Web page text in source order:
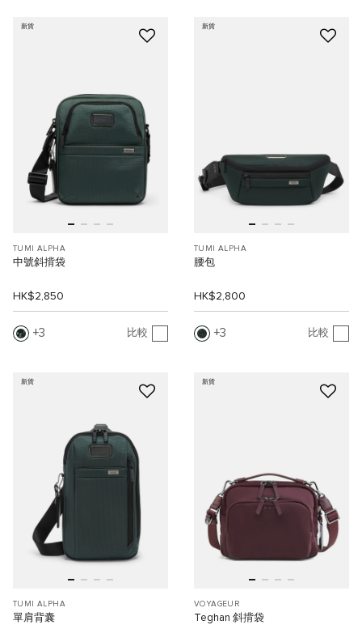
新貨
TUMI ALPHA
中號斜揹袋
HK$2,850
3 比較
新貨
TUMI ALPHA
腰包
HK$2,800
3 比較
新貨
TUMI ALPHA
單肩背囊
新貨
VOYAGEUR
Teghan 斜揹袋